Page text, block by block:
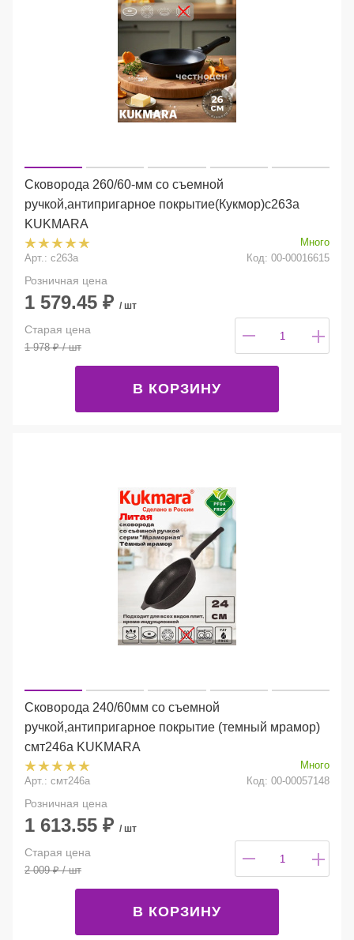
Сковорода 260/60-мм со съемной
ручкой,антипригарное покрытие(Кукмор)с263а
KUKMARA
Много
Арт.: с263а
Код: 00-00016615
Розничная цена
1 579.45 ₽ / шт
Старая цена
1 978₽/ шт
В КОРЗИНУ
Сковорода 240/60мм со съемной
ручкой,антипригарное покрытие (темный мрамор)
смт246а KUKMARA
Много
Арт.: смт246а
Код: 00-00057148
Розничная цена
1 613.55 ₽ / шт
Старая цена
2 009₽/ шт
В КОРЗИНУ